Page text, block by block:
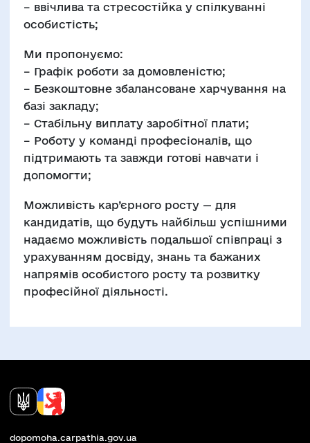
– ввічлива та стресостійка у спілкуванні
особистість;
Ми пропонуємо:
– Графік роботи за домовленістю;
– Безкоштовне збалансоване харчування на
базі закладу;
– Стабільну виплату заробітної плати;
– Роботу у команді професіоналів, що
підтримають та завжди готові навчати і
допомогти;
Можливість кар’єрного росту — для
кандидатів, що будуть найбільш успішними
надаємо можливість подальшої співпраці з
урахуванням досвіду, знань та бажаних
напрямів особистого росту та розвитку
професійної діяльності.
dopomoha.carpathia.gov.ua